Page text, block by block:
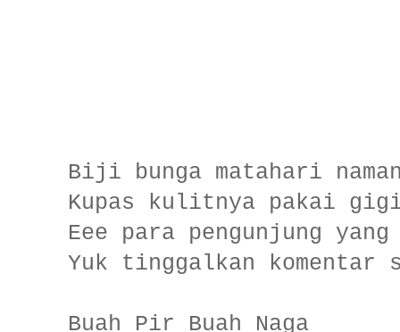
Biji bunga matahari
Kupas kulitnya pakai
Eee para pengunjung
Yuk tinggalkan komentar
Buah Pir Buah Naga